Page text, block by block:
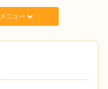
メニュー